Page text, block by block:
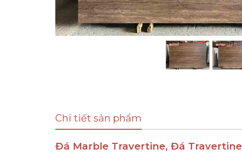
Chi tiết sản phẩm
Đá Marble Travertine, Đá Travertine